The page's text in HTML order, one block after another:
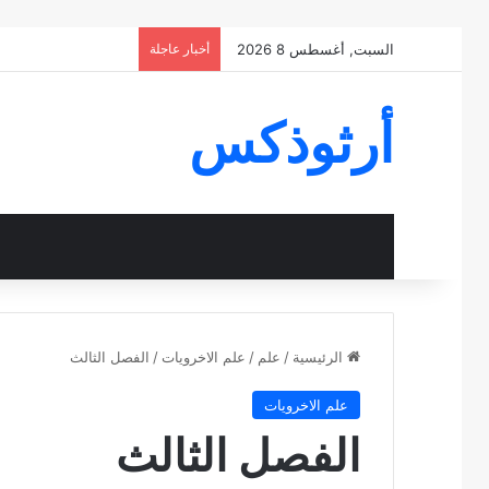
السبت, أغسطس 8 2026 أخبار عاجلة
أرثوذكس
الرئيسية / علم / علم الاخرويات / الفصل الثالث
علم الاخرويات
الفصل الثالث